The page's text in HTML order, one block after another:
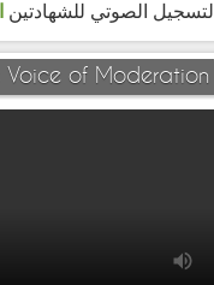
الصوتي للشهادتين
Voice of Moderation